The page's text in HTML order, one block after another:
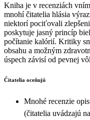
Kniha je v recenziách
mnohí čitatelia hlásia
niektorí pociťovali
poskytuje jasný princíp
počítanie kalórií. Kritiky
obsahu a možným
úspech závisí od pevnej
Čitatelia oceňujú
Mnohé recenzie
(čitatelia uvádzajú